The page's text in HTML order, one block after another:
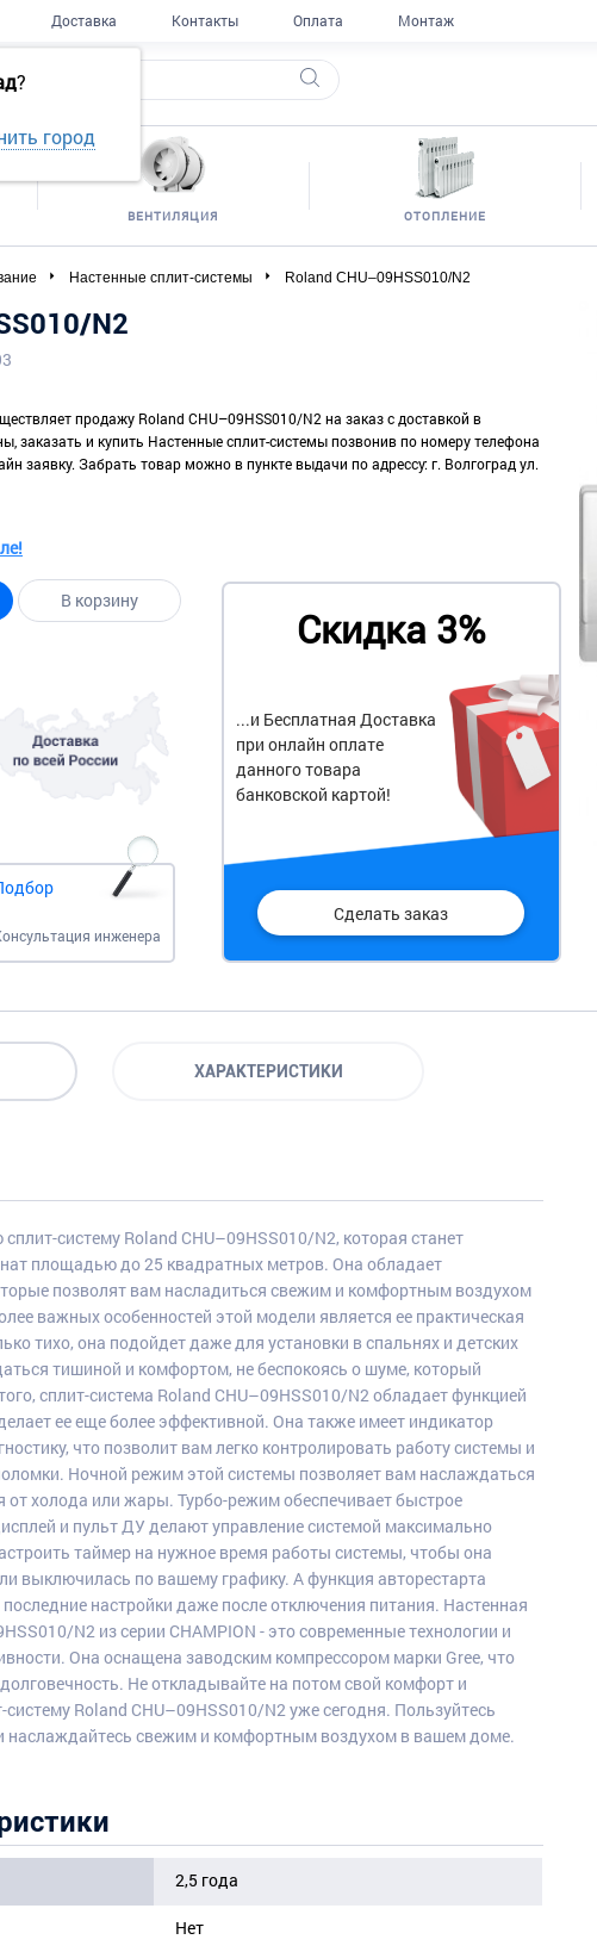
?
город
Доставка Контакты Оплата Монтаж
ВЕНТИЛЯЦИЯ ОТОПЛЕНИЕ
Настенные сплит-системы Roland CHU–09HSS010/N2
N2
продажу Roland CHU–09HSS010/N2 на заказ с доставкой в
заказать и купить Настенные сплит-системы позвонив по номеру телефона
заявку. Забрать товар можно в пункте выдачи по адрессу: г. Волгоград ул.
В корзину
инженера
Скидка 3%
...и Бесплатная Доставка
при онлайн оплате
данного товара
банковской картой!
Сделать заказ
ХАРАКТЕРИСТИКИ
систему Roland CHU–09HSS010/N2, которая станет
площадью до 25 квадратных метров. Она обладает
позволят вам насладиться свежим и комфортным воздухом
важных особенностей этой модели является ее практическая
тихо, она подойдет даже для установки в спальнях и детских
тишиной и комфортом, не беспокоясь о шуме, который
сплит-система Roland CHU–09HSS010/N2 обладает функцией
ее еще более эффективной. Она также имеет индикатор
что позволит вам легко контролировать работу системы и
Ночной режим этой системы позволяет вам наслаждаться
холода или жары. Турбо-режим обеспечивает быстрое
и пульт ДУ делают управление системой максимально
таймер на нужное время работы системы, чтобы она
выключилась по вашему графику. А функция авторестарта
настройки даже после отключения питания. Настенная
N2 из серии CHAMPION - это современные технологии и
Она оснащена заводским компрессором марки Gree, что
Не откладывайте на потом свой комфорт и
систему Roland CHU–09HSS010/N2 уже сегодня. Пользуйтесь
свежим и комфортным воздухом в вашем доме.
2,5 года
Нет